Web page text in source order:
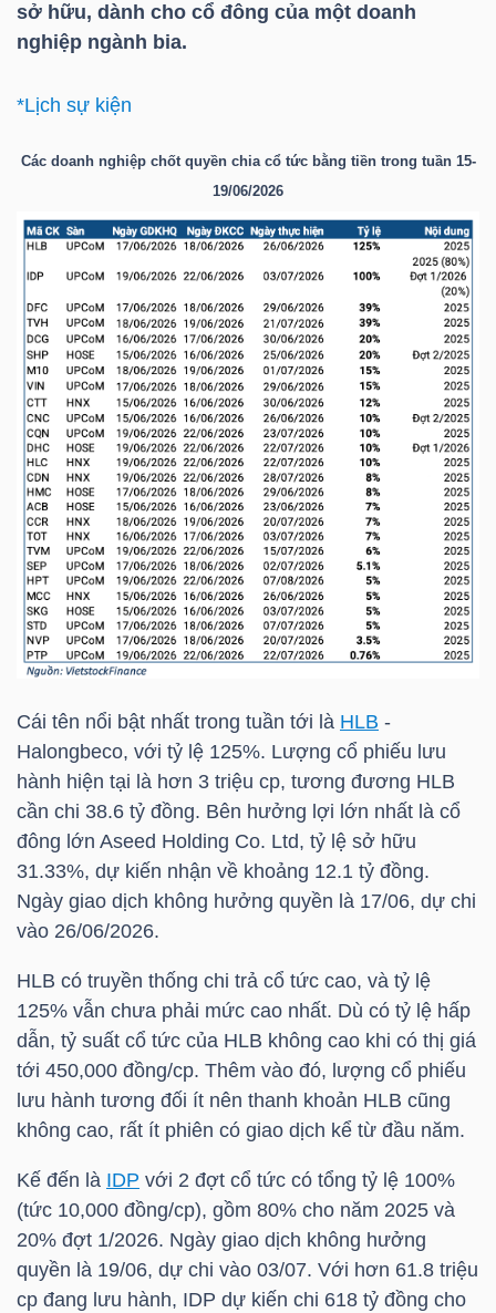
sở hữu, dành cho cổ đông của một doanh
nghiệp ngành bia.
*Lịch sự kiện
Các doanh nghiệp chốt quyền chia cổ tức bằng tiền trong tuần 15-
19/06/2026
Cái tên nổi bật nhất trong tuần tới là HLB -
Halongbeco, với tỷ lệ 125%. Lượng cổ phiếu lưu
hành hiện tại là hơn 3 triệu cp, tương đương HLB
cần chi 38.6 tỷ đồng. Bên hưởng lợi lớn nhất là cổ
đông lớn Aseed Holding Co. Ltd, tỷ lệ sở hữu
31.33%, dự kiến nhận về khoảng 12.1 tỷ đồng.
Ngày giao dịch không hưởng quyền là 17/06, dự chi
vào 26/06/2026.
HLB có truyền thống chi trả cổ tức cao, và tỷ lệ
125% vẫn chưa phải mức cao nhất. Dù có tỷ lệ hấp
dẫn, tỷ suất cổ tức của HLB không cao khi có thị giá
tới 450,000 đồng/cp. Thêm vào đó, lượng cổ phiếu
lưu hành tương đối ít nên thanh khoản HLB cũng
không cao, rất ít phiên có giao dịch kể từ đầu năm.
Kế đến là IDP với 2 đợt cổ tức có tổng tỷ lệ 100%
(tức 10,000 đồng/cp), gồm 80% cho năm 2025 và
20% đợt 1/2026. Ngày giao dịch không hưởng
quyền là 19/06, dự chi vào 03/07. Với hơn 61.8 triệu
cp đang lưu hành, IDP dự kiến chi 618 tỷ đồng cho
BẤT
TÀI
CHÍNH
HÀNG
HÓA
KINH
TẾ
THẾ
GIỚI
ĐÔNG
DƯƠNG
TÀI
CHÍNH
NHÂN
PHÂN
TÍCH
VĨ